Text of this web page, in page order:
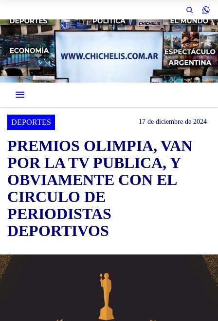
DEPORTES 17 de diciembre de 2024
PREMIOS OLIMPIA, VAN
POR LA TV PUBLICA, Y
OBVIAMENTE CON EL
CIRCULO DE
PERIODISTAS
DEPORTIVOS